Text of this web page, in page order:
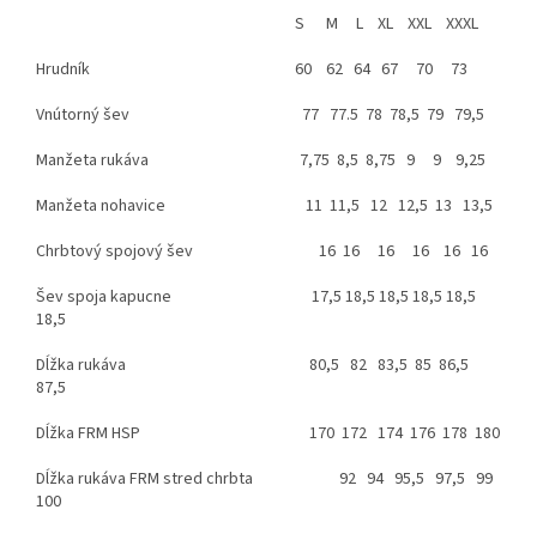
S M L XL XXL XXXL
Hrudník 60 62 64 67 70 73
Vnútorný šev 77 77.5 78 78,5 79 79,5
Manžeta rukáva 7,75 8,5 8,75 9 9 9,25
Manžeta nohavice 11 11,5 12 12,5 13 13,5
Chrbtový spojový šev 16 16 16 16 16 16
Šev spoja kapucne 17,5 18,5 18,5 18,5 18,5
18,5
Dĺžka rukáva 80,5 82 83,5 85 86,5
87,5
Dĺžka FRM HSP 170 172 174 176 178 180
Dĺžka rukáva FRM stred chrbta 92 94 95,5 97,5 99
100